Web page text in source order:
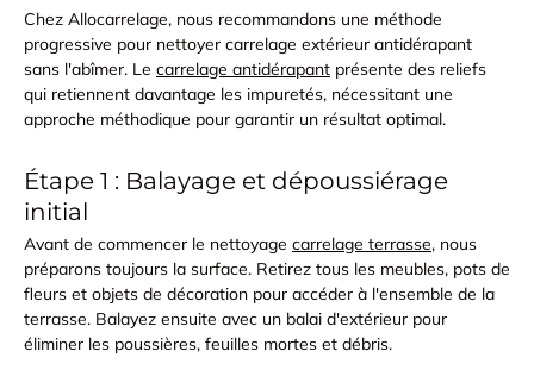
Chez Allocarrelage, nous recommandons une méthode
progressive pour nettoyer carrelage extérieur antidérapant
sans l'abîmer. Le carrelage antidérapant présente des reliefs
qui retiennent davantage les impuretés, nécessitant une
approche méthodique pour garantir un résultat optimal.
Étape 1 : Balayage et dépoussiérage
initial
Avant de commencer le nettoyage carrelage terrasse, nous
préparons toujours la surface. Retirez tous les meubles, pots de
fleurs et objets de décoration pour accéder à l'ensemble de la
terrasse. Balayez ensuite avec un balai d'extérieur pour
éliminer les poussières, feuilles mortes et débris.